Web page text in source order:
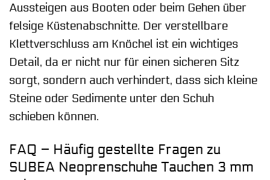
Aussteigen aus Booten oder beim Gehen über
felsige Küstenabschnitte. Der verstellbare
Klettverschluss am Knöchel ist ein wichtiges
Detail, da er nicht nur für einen sicheren Sitz
sorgt, sondern auch verhindert, dass sich kleine
Steine oder Sedimente unter den Schuh
schieben können.
FAQ – Häufig gestellte Fragen zu
SUBEA Neoprenschuhe Tauchen 3 mm